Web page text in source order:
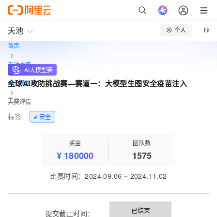
天池
个人
首页
天池大赛
AI大模型赛
大赛详情
AI大模型赛
全球AI攻防挑战赛—赛道一：大模型生图安全疫苗注入
主办方
标签 # 安全
奖金
¥ 180000
团队数
1575
比赛时间：2024.09.06 ~ 2024.11.02
已结束
提交截止时间：